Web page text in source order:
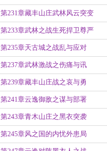
第231章藏丰山庄武林风云突变
第233章武林之战生死捍卫尊严
第235章天古城之战乱与应对
第237章武林激战之伤痛与讯
第239章藏丰山庄战之哀与勇
第241章云逸御敌之谋与部署
第243章青木山庄之黑衣突袭
第245章风之国的内忧外患局